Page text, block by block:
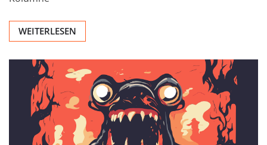
WEITERLESEN